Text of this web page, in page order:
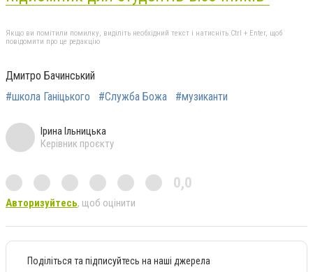
Якщо ви помітили помилку, виділіть необхідний текст і натисніть Ctrl + Enter, щоб
повідомити про це редакцію
Дмитро Бачинський
#школа Ганіцького
#Служба Божа #музиканти
Ірина Ільницька
Керівник проєкту
0,0
Авторизуйтесь, щоб оцінити
Поділіться та підписуйтесь на наші джерела